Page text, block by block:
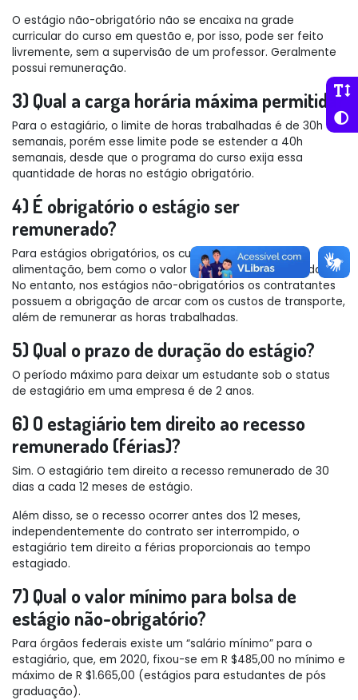
O estágio não-obrigatório não se encaixa na grade
curricular do curso em questão e, por isso, pode ser feito
livremente, sem a supervisão de um professor. Geralmente
possui remuneração.
3) Qual a carga horária máxima permitida?
Para o estagiário, o limite de horas trabalhadas é de 30h
semanais, porém esse limite pode se estender a 40h
semanais, desde que o programa do curso exija essa
quantidade de horas no estágio obrigatório.
4) É obrigatório o estágio ser
remunerado?
Para estágios obrigatórios, os custos de transporte,
alimentação, bem como o valor das horas, são abonadas.
No entanto, nos estágios não-obrigatórios os contratantes
possuem a obrigação de arcar com os custos de transporte,
além de remunerar as horas trabalhadas.
5) Qual o prazo de duração do estágio?
O período máximo para deixar um estudante sob o status
de estagiário em uma empresa é de 2 anos.
6) O estagiário tem direito ao recesso
remunerado (férias)?
Sim. O estagiário tem direito a recesso remunerado de 30
dias a cada 12 meses de estágio.
Além disso, se o recesso ocorrer antes dos 12 meses,
independentemente do contrato ser interrompido, o
estagiário tem direito a férias proporcionais ao tempo
estagiado.
7) Qual o valor mínimo para bolsa de
estágio não-obrigatório?
Para órgãos federais existe um “salário mínimo” para o
estagiário, que, em 2020, fixou-se em R $485,00 no mínimo e
máximo de R $1.665,00 (estágios para estudantes de pós
graduação).